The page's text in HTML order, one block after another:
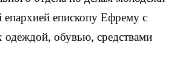
епископу Ефрему с
одеждой, обувью, средствами